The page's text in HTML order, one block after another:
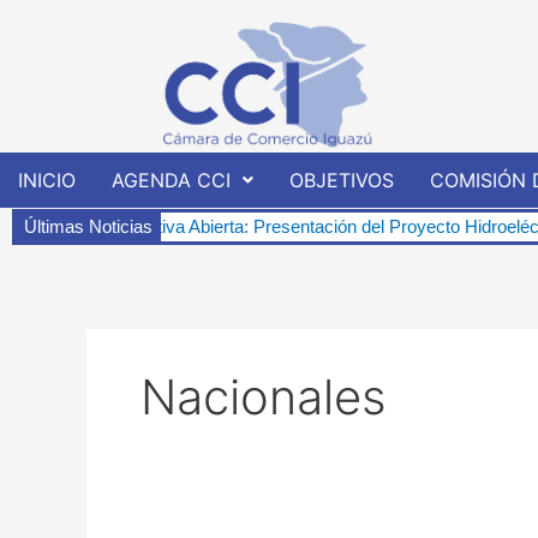
INICIO AGENDA CCI OBJETIVOS COMISIÓN
Últimas Noticias
Abierta: Presentación del Proyecto Hidroeléctrico “Represa de
Nacionales